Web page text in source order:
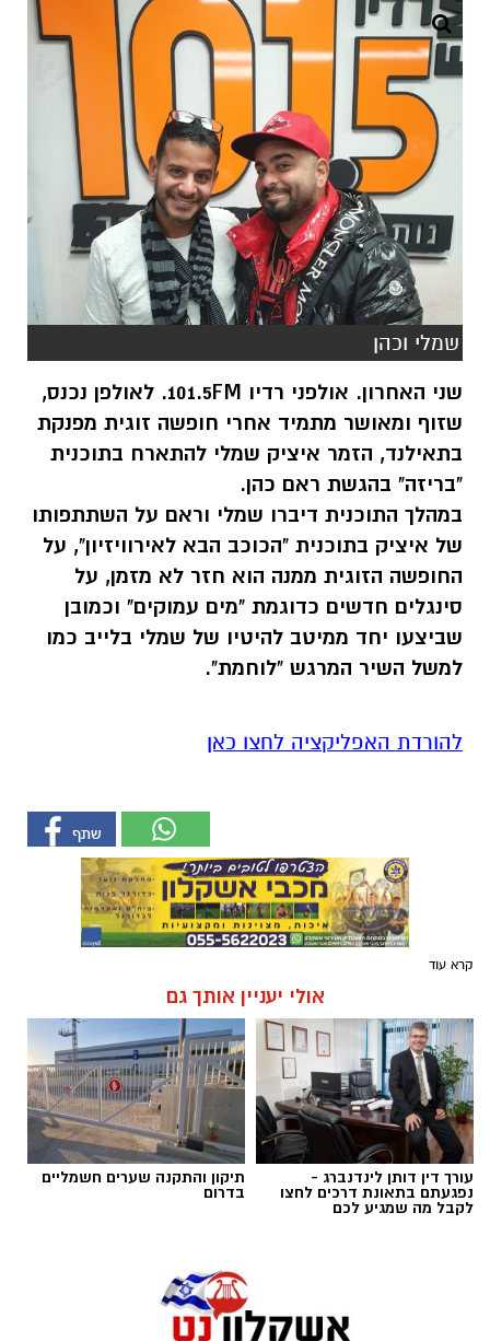
שמלי וכהן
שני האחרון. אולפני רדיו 101.5FM. לאולפן נכנס,
שזוף ומאושר מתמיד אחרי חופשה זוגית מפנקת
בתאילנד, הזמר איציק שמלי להתארח בתוכנית
"בריזה" בהגשת ראם כהן.
במהלך התוכנית דיברו שמלי וראם על השתתפותו
של איציק בתוכנית "הכוכב הבא לאירוויזיון", על
החופשה הזוגית ממנה הוא חזר לא מזמן, על
סינגלים חדשים כדוגמת "מים עמוקים" וכמובן
שביצעו יחד ממיטב להיטיו של שמלי בלייב כמו
למשל השיר המרגש "לוחמת".
להורדת האפליקציה לחצו כאן
קרא עוד
אולי יעניין אותך גם
עורך דין דותן לינדנברג -
נפגעתם בתאונת דרכים לחצו
לקבל מה שמגיע לכם
תיקון והתקנה שערים חשמליים
בדרום